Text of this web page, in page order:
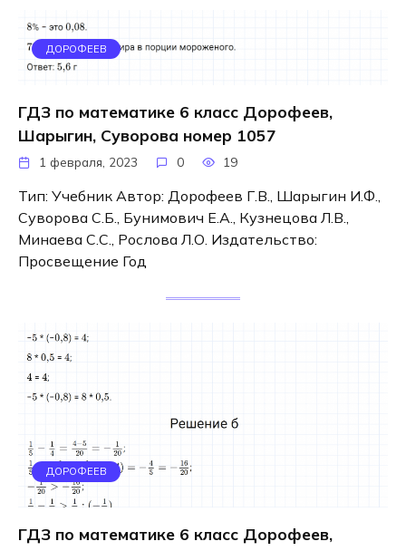
ДОРОФЕЕВ
ГДЗ по математике 6 класс Дорофеев,
Шарыгин, Суворова номер 1057
1 февраля, 2023 0 19
Тип: Учебник Автор: Дорофеев Г.В., Шарыгин И.Ф.,
Суворова С.Б., Бунимович Е.А., Кузнецова Л.В.,
Минаева С.С., Рослова Л.О. Издательство:
Просвещение Год
ДОРОФЕЕВ
ГДЗ по математике 6 класс Дорофеев,